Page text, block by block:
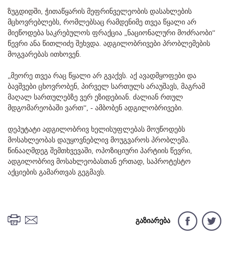
ზუგდიდში, ჭითაწყარის მეფრინველეობის დასახლების
მცხოვრებლებს, რომლებსაც რამდენიმე თვეა წყალი არ
მიეწოდება საკრებულოს ფრაქცია „ნაციონალური მოძრაობი“
წევრი ანა წითლიძე შეხვდა. ადგილობრივები პრობლემების
მოგვარებას ითხოვენ.
„მეორე თვეა რაც წყალი არ გვაქვს. აქ ავადმყოფები და
ბავშვები ცხოვრობენ, პირველ სართულს არაუშავს, მაგრამ
მაღალ სართულებზე ვერ ეზიდებიან. ძალიან რთულ
მდგომარეობაში ვართ“, - ამბობენ ადგილობრივები.
დეპუტატი ადგილობრივ ხელისუფლებას მოუწოდებს
მოსახლეობას დაუყოვნებლივ მოუგვაროს პრობლემა.
წინააღმდეგ შემთხვევაში, ოპოზიციური პარტიის წევრი,
ადგილობრივ მოსახლეობასთან ერთად, საპროტესტო
აქციების გამართვას გეგმავს.
გაზიარება